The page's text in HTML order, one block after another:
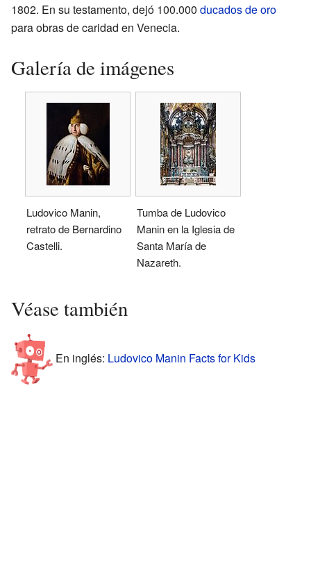
1802. En su testamento, dejó 100.000 ducados de oro
para obras de caridad en Venecia.
Galería de imágenes
Ludovico Manin,
retrato de Bernardino
Castelli.
Tumba de Ludovico
Manin en la Iglesia de
Santa María de
Nazareth.
Véase también
En inglés: Ludovico Manin Facts for Kids